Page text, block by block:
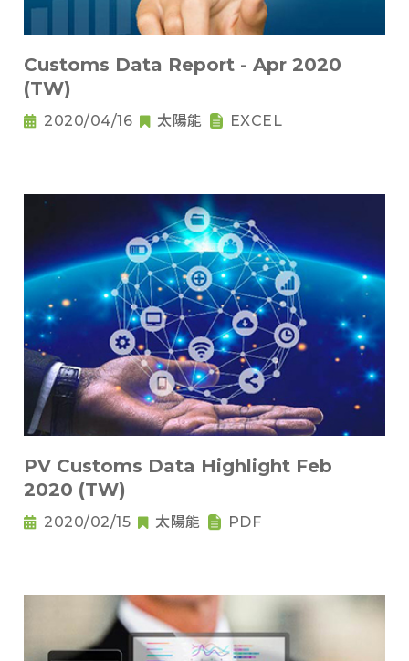
Customs Data Report - Apr 2020
(TW)
2020/04/16 太陽能 EXCEL
PV Customs Data Highlight Feb
2020 (TW)
2020/02/15 太陽能 PDF